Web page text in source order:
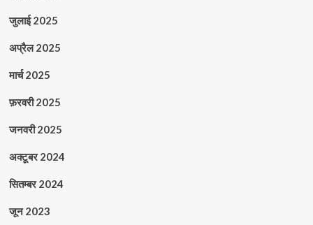
जुलाई 2025
अप्रैल 2025
मार्च 2025
फ़रवरी 2025
जनवरी 2025
अक्टूबर 2024
सितम्बर 2024
जून 2023